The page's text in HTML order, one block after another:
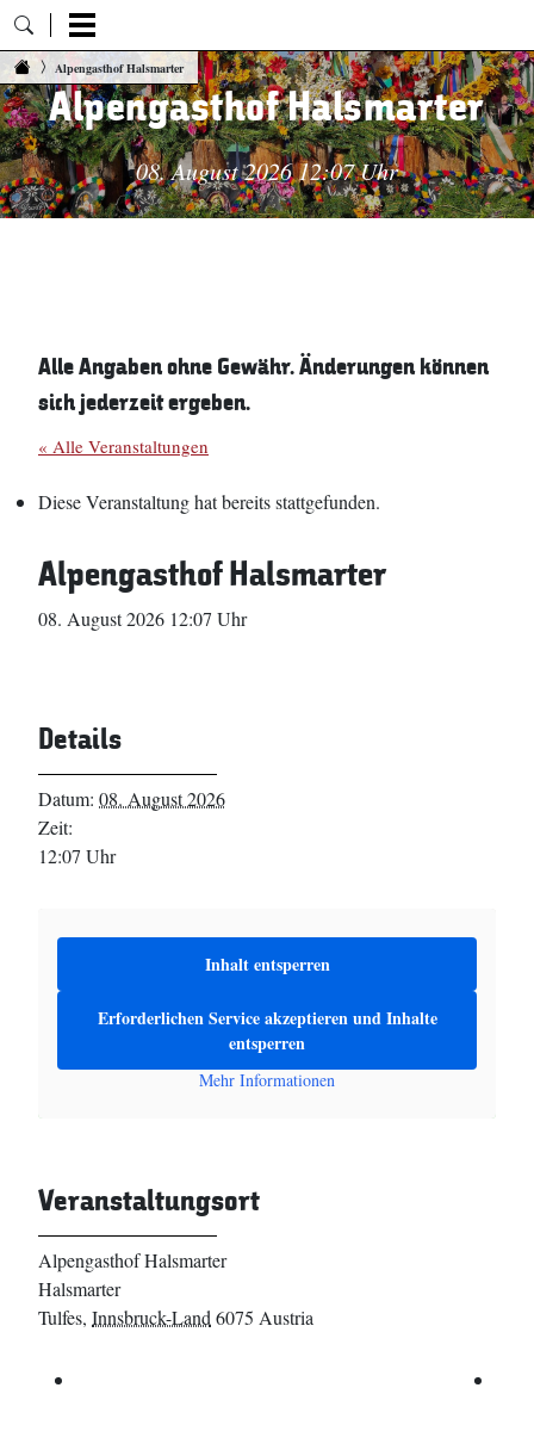
Zum Inhalt springen
Alpengasthof Halsmarter
Alpengasthof Halsmarter
08. August 2026 12:07 Uhr
Alle Angaben ohne Gewähr. Änderungen können
sich jederzeit ergeben.
« Alle Veranstaltungen
Diese Veranstaltung hat bereits stattgefunden.
Alpengasthof Halsmarter
08. August 2026 12:07 Uhr
Details
Datum: 08. August 2026
Zeit:
12:07 Uhr
Veranstaltungsort
Alpengasthof Halsmarter
Halsmarter
Tulfes, Innsbruck-Land 6075 Austria
Inhalt entsperren
Erforderlichen Service akzeptieren und Inhalte
entsperren
Mehr Informationen